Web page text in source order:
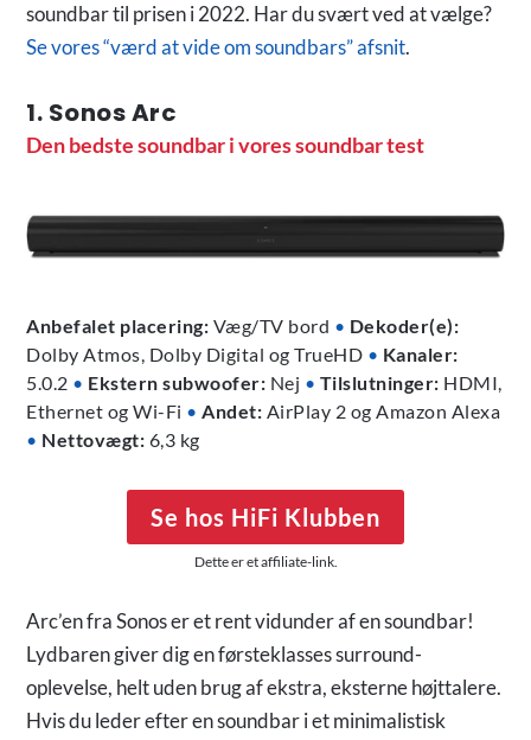
soundbar til prisen i 2022. Har du svært ved at vælge?
Se vores “værd at vide om soundbars” afsnit.
1. Sonos Arc
Den bedste soundbar i vores soundbar test
Anbefalet placering: Væg/TV bord • Dekoder(e):
Dolby Atmos, Dolby Digital og TrueHD • Kanaler:
5.0.2 • Ekstern subwoofer: Nej • Tilslutninger: HDMI,
Ethernet og Wi-Fi •Andet: AirPlay 2 og Amazon Alexa
• Nettovægt: 6,3 kg
Se hos HiFi Klubben
Dette er et affiliate-link.
Arc’en fra Sonos er et rent vidunder af en soundbar!
Lydbaren giver dig en førsteklasses surround-
oplevelse, helt uden brug af ekstra, eksterne højttalere.
Hvis du leder efter en soundbar i et minimalistisk